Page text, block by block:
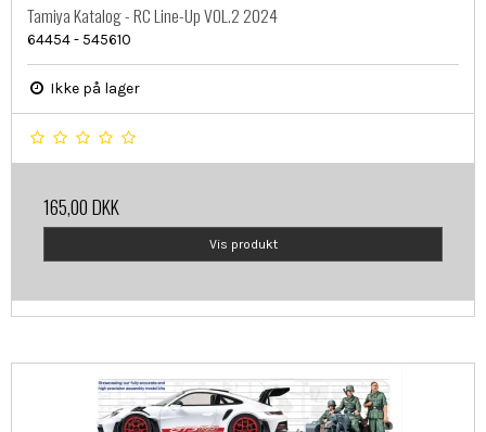
Tamiya Katalog - RC Line-Up VOL.2 2024
64454 - 545610
Ikke på lager
165,00 DKK
Vis produkt